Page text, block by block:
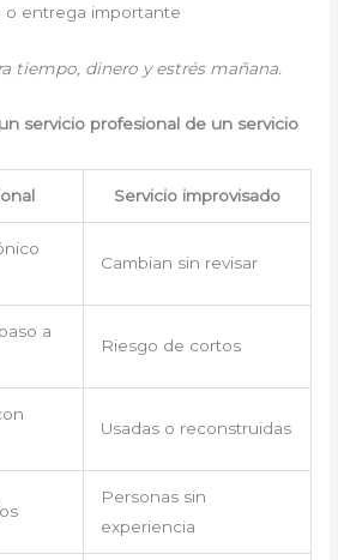
o entrega importante
tiempo, dinero y estrés mañana.
servicio profesional de un servicio
Servicio improvisado
Cambian sin revisar
a
Riesgo de cortos
Usadas o reconstruidas
Personas sin
experiencia